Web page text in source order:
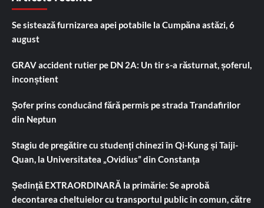
Se sistează furnizarea apei potabile la Cumpăna astăzi, 6
august
GRAV accident rutier pe DN 2A: Un tir s-a răsturnat, șoferul,
inconștient
Șofer prins conducând fără permis pe strada Trandafirilor
din Neptun
Stagiu de pregătire cu studenți chinezi în Qi-Kung și Taiji-
Quan, la Universitatea „Ovidius” din Constanța
Ședință EXTRAORDINARĂ la primărie: Se aprobă
decontarea cheltuielor cu transportul public în comun, către